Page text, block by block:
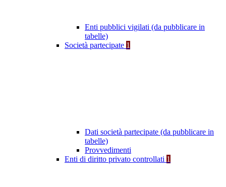
Enti pubblici vigilati (da pubblicare in
tabelle)
Società partecipate 1
Dati società partecipate (da pubblicare in
tabelle)
Provvedimenti
Enti di diritto privato controllati 1